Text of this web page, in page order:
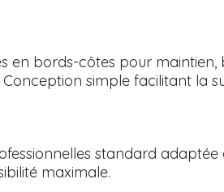
en bords-côtes pour
simple facilitant la
standard
maximale.